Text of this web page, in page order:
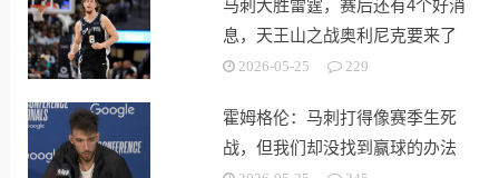
马刺大胜雷霆，赛后还有4个好消
息，天王山之战奥利尼克要来了
2026-05-25 229
霍姆格伦：马刺打得像赛季生死
战，但我们却没找到赢球的办法